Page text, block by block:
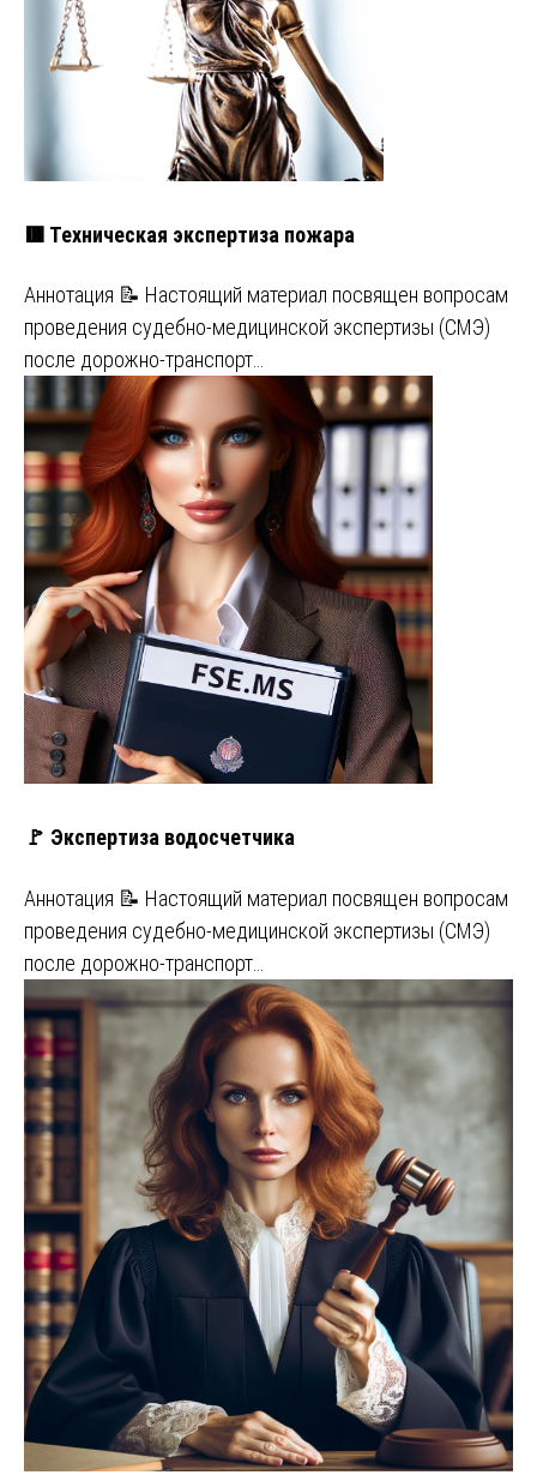
🟥 Техническая экспертиза пожара
Аннотация 📝 Настоящий материал посвящен вопросам
проведения судебно-медицинской экспертизы (СМЭ)
после дорожно-транспорт…
🚩 Экспертиза водосчетчика
Аннотация 📝 Настоящий материал посвящен вопросам
проведения судебно-медицинской экспертизы (СМЭ)
после дорожно-транспорт…